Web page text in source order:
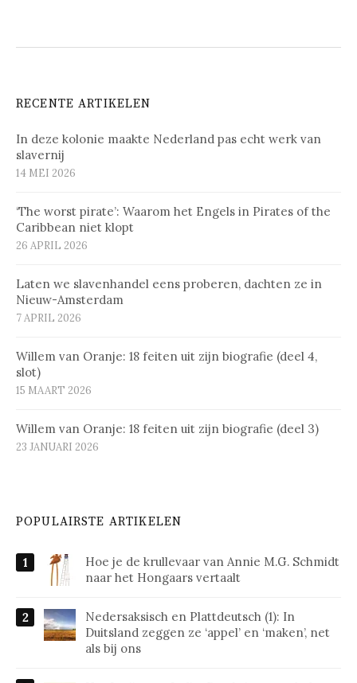
RECENTE ARTIKELEN
In deze kolonie maakte Nederland pas echt werk van
slavernij
14 MEI 2026
‘The worst pirate’: Waarom het Engels in Pirates of the
Caribbean niet klopt
26 APRIL 2026
Laten we slavenhandel eens proberen, dachten ze in
Nieuw-Amsterdam
7 APRIL 2026
Willem van Oranje: 18 feiten uit zijn biografie (deel 4,
slot)
15 MAART 2026
Willem van Oranje: 18 feiten uit zijn biografie (deel 3)
23 JANUARI 2026
POPULAIRSTE ARTIKELEN
Hoe je de krullevaar van Annie M.G. Schmidt
naar het Hongaars vertaalt
Nedersaksisch en Plattdeutsch (1): In
Duitsland zeggen ze ‘appel’ en ‘maken’, net
als bij ons